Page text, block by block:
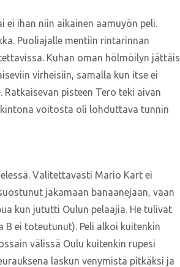
ei ihan niin aikainen aamuyön peli.
Puoliajalle mentiin rintarinnan
Kuhan oman hölmöilyn
virheisiin, samalla kun itse ei
pisteen Tero teki aivan
voitosta oli lohduttava tunnin
Valitettavasti Mario Kart ei
jakamaan banaanejaan, vaan
kun jututti Oulun pelaajia. He tulivat
ei toteutunut). Peli alkoi kuitenkin
välissä Oulu kuitenkin rupesi
laskun venymistä pitkäksi ja